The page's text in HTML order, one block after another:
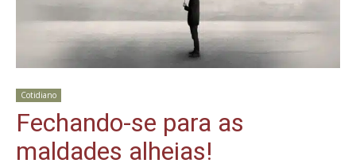
Cotidiano
Fechando-se para as
maldades alheias!